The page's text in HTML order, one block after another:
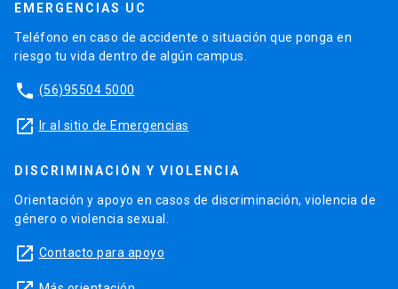
EMERGENCIAS UC
Teléfono en caso de accidente o situación que ponga en
riesgo tu vida dentro de algún campus.
phone (56)95504 5000
launch Ir al sitio de Emergencias
DISCRIMINACIÓN Y VIOLENCIA
Orientación y apoyo en casos de discriminación, violencia de
género o violencia sexual.
launch Contacto para apoyo